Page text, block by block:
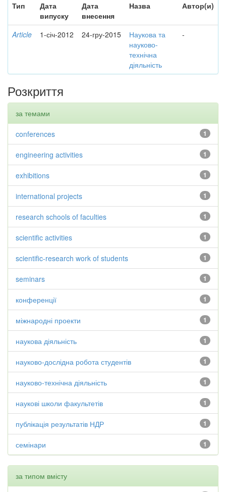
Тип
Дата
випуску
Дата
внесення
Назва Автор(и)
Article 1-січ-2012 24-гру-2015
Наукова та
науково-
технічна
діяльність
-
Розкриття
за темами
1
conferences
1
engineering activities
1
exhibitions
1
international projects
1
research schools of faculties
1
scientific activities
1
scientific-research work of students
1
seminars
1
конференції
1
міжнародні проекти
1
наукова діяльність
1
науково-дослідна робота студентів
1
науково-технічна діяльність
1
наукові школи факультетів
1
публікація результатів НДР
1
семінари
за типом вмісту